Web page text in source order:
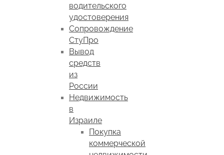
водительского
удостоверения
Сопровождение
СтуПро
Вывод
средств
из
России
Недвижимость
в
Израиле
Покупка
коммерческой